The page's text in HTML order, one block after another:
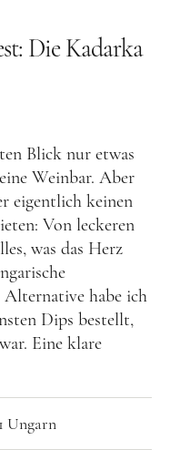
Die Kadarka
Blick nur etwas
Weinbar. Aber
eigentlich keinen
Von leckeren
was das Herz
Alternative habe ich
Dips bestellt,
Eine klare
Ungarn